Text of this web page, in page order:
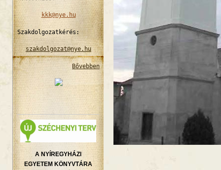
kkk@nye.hu
Szakdolgozatkérés:
szakdolgozat@nye.hu
Bővebben
A NYÍREGYHÁZI
EGYETEM KÖNYVTÁRA